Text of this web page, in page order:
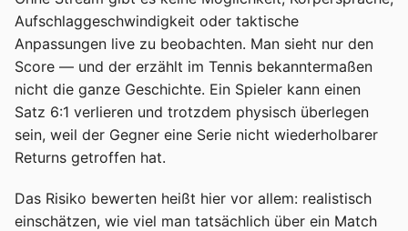
Aufschlaggeschwindigkeit oder taktische
Anpassungen live zu beobachten. Man sieht nur den
Score — und der erzählt im Tennis bekanntermaßen
nicht die ganze Geschichte. Ein Spieler kann einen
Satz 6:1 verlieren und trotzdem physisch überlegen
sein, weil der Gegner eine Serie nicht wiederholbarer
Returns getroffen hat.
Das Risiko bewerten heißt hier vor allem: realistisch
einschätzen, wie viel man tatsächlich über ein Match